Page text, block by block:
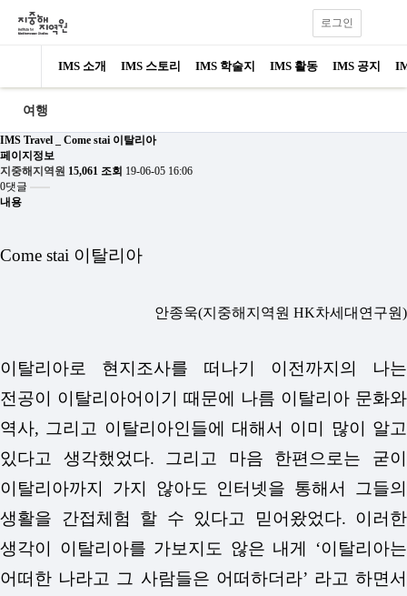
IMS 소개 IMS 스토리 IMS 학술지 IMS 활동 IMS 공지
로그인
여행
IMS Travel _ Come stai 이탈리아
페이지정보
지중해지역원 15,061 조회 19-06-05 16:06
0댓글
내용
Come stai 이탈리아
안종욱(지중해지역원 HK차세대연구원)
이탈리아로 현지조사를 떠나기 이전까지의 나는
전공이 이탈리아어이기 때문에 나름 이탈리아 문화와
역사, 그리고 이탈리아인들에 대해서 이미 많이 알고
있다고 생각했었다. 그리고 마음 한편으로는 굳이
이탈리아까지 가지 않아도 인터넷을 통해서 그들의
생활을 간접체험 할 수 있다고 믿어왔었다. 이러한
생각이 이탈리아를 가보지도 않은 내게 ‘이탈리아는
어떠한 나라고 그 사람들은 어떠하더라’ 라고 하면서